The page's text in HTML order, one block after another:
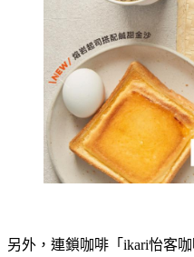
另外，連鎖咖啡「ikari怡客